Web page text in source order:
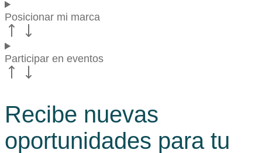
Posicionar mi marca
Participar en eventos
Recibe nuevas
oportunidades para tu